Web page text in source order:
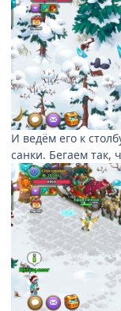
И ведём его к
санки. Бегаем так,